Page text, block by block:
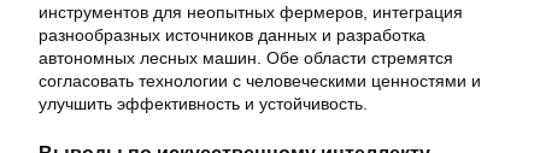
инструментов для неопытных фермеров, интеграция
разнообразных источников данных и разработка
автономных лесных машин. Обе области стремятся
согласовать технологии с человеческими ценностями и
улучшить эффективность и устойчивость.